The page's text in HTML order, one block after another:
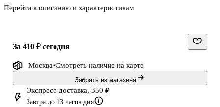
"Emma Woodhouse, handsome, clever, and rich, with a comfortable
a supremely self-assured and accomplished young woman who
believes herself immune to romance. By turns brilliant and foolish,
self-aware and self-deluding, Emma "leaps from error to error,"
writes Margaret Drabble in her incisive Introduction, wreaking comic
Перейти к описанию и характеристикам
за 410 ₽ сегодня
Москва Смотреть наличие на карте
Забрать из магазина
Экспресс-доставка, 350 ₽
Завтра до 13 часов дня